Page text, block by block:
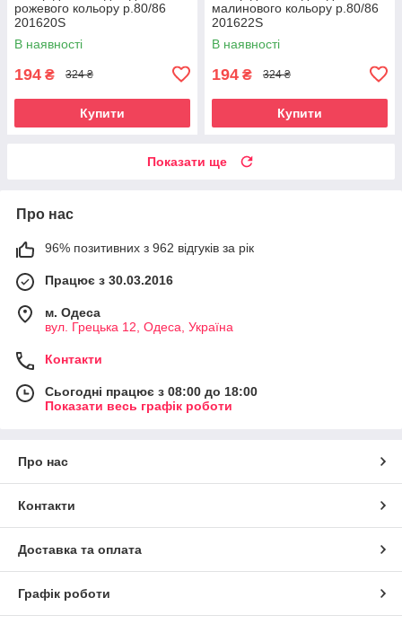
рожевого кольору р.80/86
201620S
В наявності
194 ₴ 324 ₴
Купити
малинового кольору р.80/86
201622S
В наявності
194 ₴ 324 ₴
Купити
Показати ще
Про нас
96% позитивних з 962 відгуків за рік
Працює з 30.03.2016
м. Одеса
вул. Грецька 12, Одеса, Україна
Контакти
Сьогодні працює з 08:00 до 18:00
Показати весь графік роботи
Про нас
Контакти
Доставка та оплата
Графік роботи